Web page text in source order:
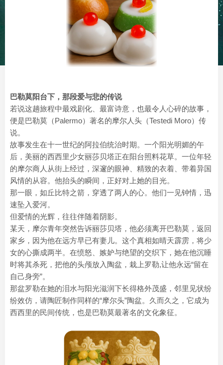
巴勒莫阳台下，那段爱与悲的传说
若说这趟旅程中最戏剧化、最富诗意，也最令人心碎的故事，
便是巴勒莫（Palermo）著名的摩尔人头（Testedi Moro）传
说。
故事发生在十一世纪的阿拉伯统治时期。一个阳光明媚的午
后，美丽的西西里少女丽莎贝塔正在阳台照料花草。一位年轻
的摩尔商人从街上经过，深邃的眼神、精致的衣着、带着异国
风情的从容。他抬头的瞬间，正好对上她的目光。
那一眼，如丘比特之箭，穿透了两人的心。他们一见钟情，迅
速坠入爱河。
但爱情的光辉，往往伴随着阴影。
某天，摩尔青年突然告诉丽莎贝塔，他必须离开巴勒莫，返回
家乡，因为他在远方早已有妻儿。这个真相如晴天霹雳，将少
女的心撕成两半。在愤怒、嫉妒与绝望的交织下，她在他沉睡
时将其杀死，把他的头颅放入陶盆，栽上罗勒,让他永远“留在
自己身旁”。
那盆罗勒在她的泪水与阳光滋润下长得格外茂盛，邻里见状纷
纷效仿，请陶匠制作同样的“摩尔头”陶盆。久而久之，它成为
西西里的民间传统，也是巴勒莫最著名的文化象征。